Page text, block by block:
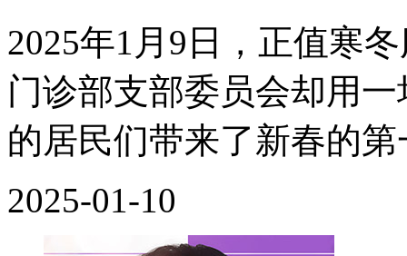
2025年1月9日，正值寒
门诊部支部委员会却用
的居民们带来了新春的
2025-01-10